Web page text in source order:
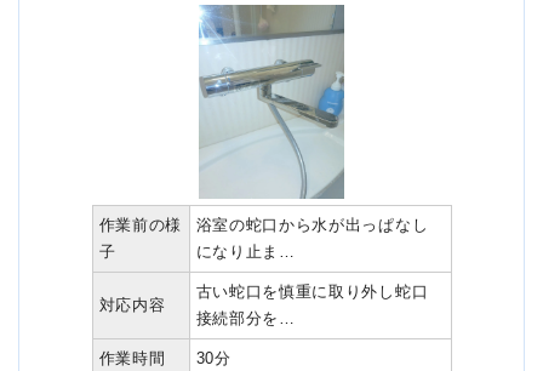
作業前の様
子
浴室の蛇口から水が出っぱなし
になり止ま…
対応内容
古い蛇口を慎重に取り外し蛇口
接続部分を…
作業時間 30分